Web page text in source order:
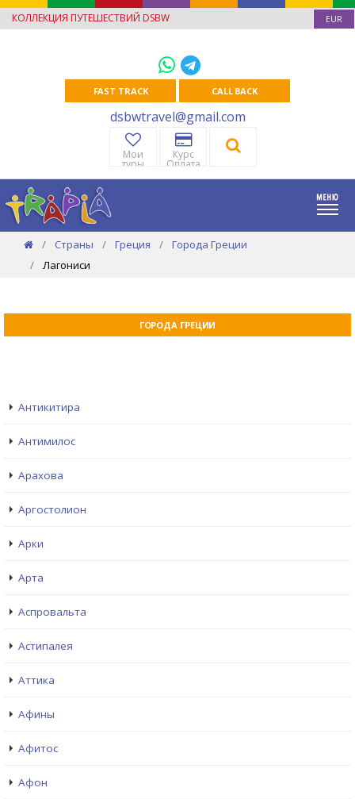
КОЛЛЕКЦИЯ ПУТЕШЕСТВИЙ DSBW EUR
FAST TRACK CALL BACK
dsbwtravel@gmail.com
Мои
туры
Курс
Оплата
Страны Греция
Города Греции
Лагониси
ГОРОДА ГРЕЦИИ
Антикитира
Антимилос
Арахова
Аргостолион
Арки
Арта
Аспровальта
Астипалея
Аттика
Афины
Афитос
Афон